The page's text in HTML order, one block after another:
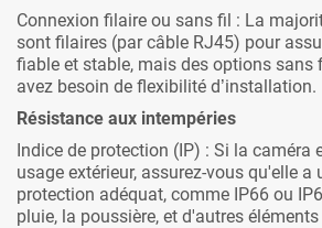
Connexion filaire ou sans fil : La
sont filaires (par câble RJ45) pour
fiable et stable, mais des options sans
avez besoin de flexibilité d’installation.
Résistance aux intempéries
Indice de protection (IP) : Si la caméra
usage extérieur, assurez-vous qu'elle a
protection adéquat, comme IP66 ou
pluie, la poussière, et d'autres